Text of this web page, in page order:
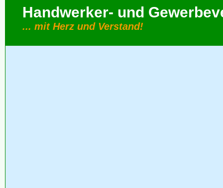
Handwerker- und
... mit Herz und Verstand!